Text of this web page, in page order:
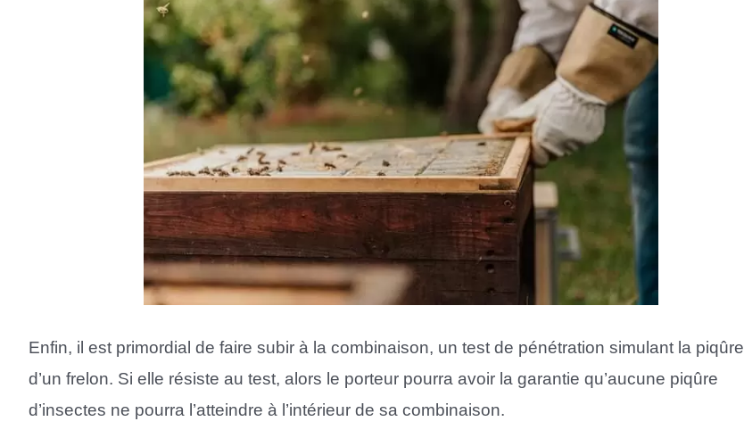
Enfin, il est primordial de faire subir à la combinaison, un test de pénétration simulant la piqûre
d’un frelon. Si elle résiste au test, alors le porteur pourra avoir la garantie qu’aucune piqûre
d’insectes ne pourra l’atteindre à l’intérieur de sa combinaison.